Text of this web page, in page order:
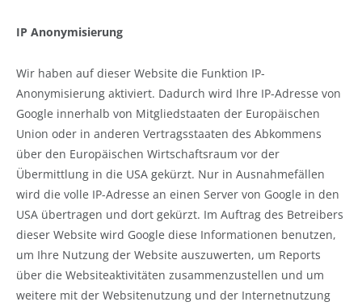
IP Anonymisierung
Wir haben auf dieser Website die Funktion IP-
Anonymisierung aktiviert. Dadurch wird Ihre IP-Adresse von
Google innerhalb von Mitgliedstaaten der Europäischen
Union oder in anderen Vertragsstaaten des Abkommens
über den Europäischen Wirtschaftsraum vor der
Übermittlung in die USA gekürzt. Nur in Ausnahmefällen
wird die volle IP-Adresse an einen Server von Google in den
USA übertragen und dort gekürzt. Im Auftrag des Betreibers
dieser Website wird Google diese Informationen benutzen,
um Ihre Nutzung der Website auszuwerten, um Reports
über die Websiteaktivitäten zusammenzustellen und um
weitere mit der Websitenutzung und der Internetnutzung